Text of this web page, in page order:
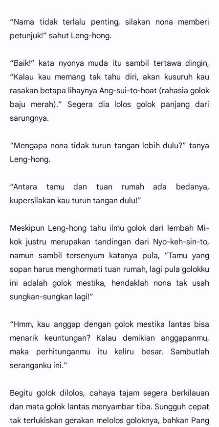
“Nama tidak terlalu penting, silakan nona memberi
petunjuk!” sahut Leng-hong.
“Baik!” kata nyonya muda itu sambil tertawa dingin,
“Kalau kau memang tak tahu diri, akan kusuruh kau
rasakan betapa lihaynya Ang-sui-to-hoat (rahasia golok
baju merah).” Segera dia lolos golok panjang dari
sarungnya.
“Mengapa nona tidak turun tangan lebih dulu?” tanya
Leng-hong.
“Antara tamu dan tuan rumah ada bedanya,
kupersilakan kau turun tangan dulu!”
Meskipun Leng-hong tahu ilmu golok dari lembah Mi-
kok justru merupakan tandingan dari Nyo-keh-sin-to,
namun sambil tersenyum katanya pula, “Tamu yang
sopan harus menghormati tuan rumah, lagi pula golokku
ini adalah golok mestika, hendaklah nona tak usah
sungkan-sungkan lagi!”
“Hmm, kau anggap dengan golok mestika lantas bisa
menarik keuntungan? Kalau demikian anggapanmu,
maka perhitunganmu itu keliru besar. Sambutlah
seranganku ini.”
Begitu golok dilolos, cahaya tajam segera berkilauan
dan mata golok lantas menyambar tiba. Sungguh cepat
tak terlukiskan gerakan melolos goloknya, bahkan Pang